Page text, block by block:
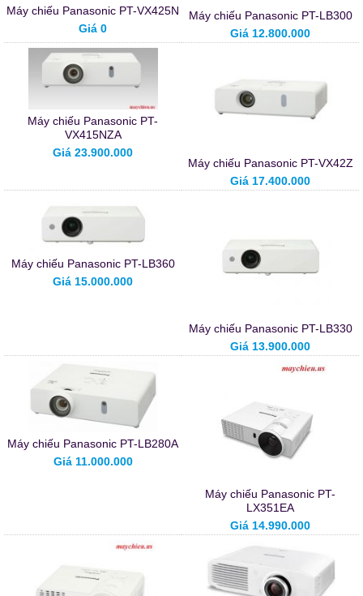
Máy chiếu Panasonic PT-VX425N
Giá 0
Máy chiếu Panasonic PT-LB300
Giá 12.800.000
Máy chiếu Panasonic PT-
VX415NZA
Giá 23.900.000
Máy chiếu Panasonic PT-VX42Z
Giá 17.400.000
Máy chiếu Panasonic PT-LB360
Giá 15.000.000
Máy chiếu Panasonic PT-LB330
Giá 13.900.000
Máy chiếu Panasonic PT-LB280A
Giá 11.000.000
Máy chiếu Panasonic PT-
LX351EA
Giá 14.990.000